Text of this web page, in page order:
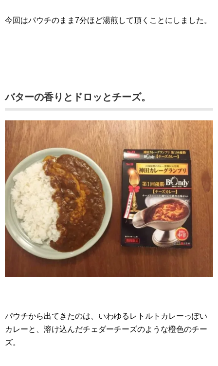
今回はパウチのまま7分ほど湯煎して頂くことにしました。
バターの香りとドロッとチーズ。
パウチから出てきたのは、いわゆるレトルトカレーっぽい
カレーと、溶け込んだチェダーチーズのような橙色のチー
ズ。